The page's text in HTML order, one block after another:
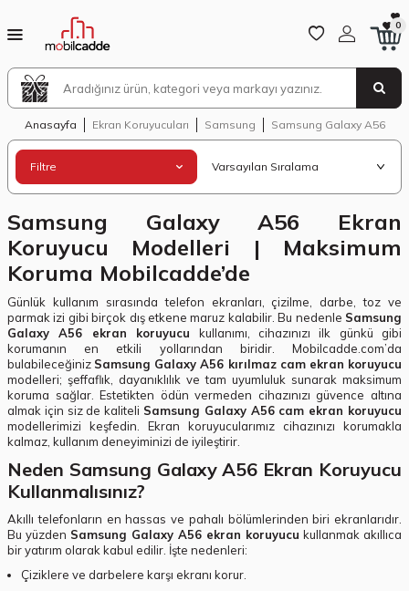
0
Anasayfa Ekran Koruyucuları Samsung Samsung Galaxy A56
Filtre
Samsung Galaxy A56 Ekran
Koruyucu Modelleri | Maksimum
Koruma Mobilcadde’de
Günlük kullanım sırasında telefon ekranları, çizilme, darbe, toz ve
parmak izi gibi birçok dış etkene maruz kalabilir. Bu nedenle Samsung
Galaxy A56 ekran koruyucu kullanımı, cihazınızı ilk günkü gibi
korumanın en etkili yollarından biridir. Mobilcadde.com’da
bulabileceğiniz Samsung Galaxy A56 kırılmaz cam ekran koruyucu
modelleri; şeffaflık, dayanıklılık ve tam uyumluluk sunarak maksimum
koruma sağlar. Estetikten ödün vermeden cihazınızı güvence altına
almak için siz de kaliteli Samsung Galaxy A56 cam ekran koruyucu
modellerimizi keşfedin. Ekran koruyucularımız cihazınızı korumakla
kalmaz, kullanım deneyiminizi de iyileştirir.
Neden Samsung Galaxy A56 Ekran Koruyucu
Kullanmalısınız?
Akıllı telefonların en hassas ve pahalı bölümlerinden biri ekranlarıdır.
Bu yüzden Samsung Galaxy A56 ekran koruyucu kullanmak akıllıca
bir yatırım olarak kabul edilir. İşte nedenleri:
Çiziklere ve darbelere karşı ekranı korur.